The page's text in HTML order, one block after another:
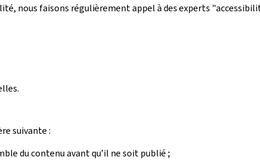
nous faisons régulièrement appel à des experts
suivante :
du contenu avant qu’il ne soit publié ;